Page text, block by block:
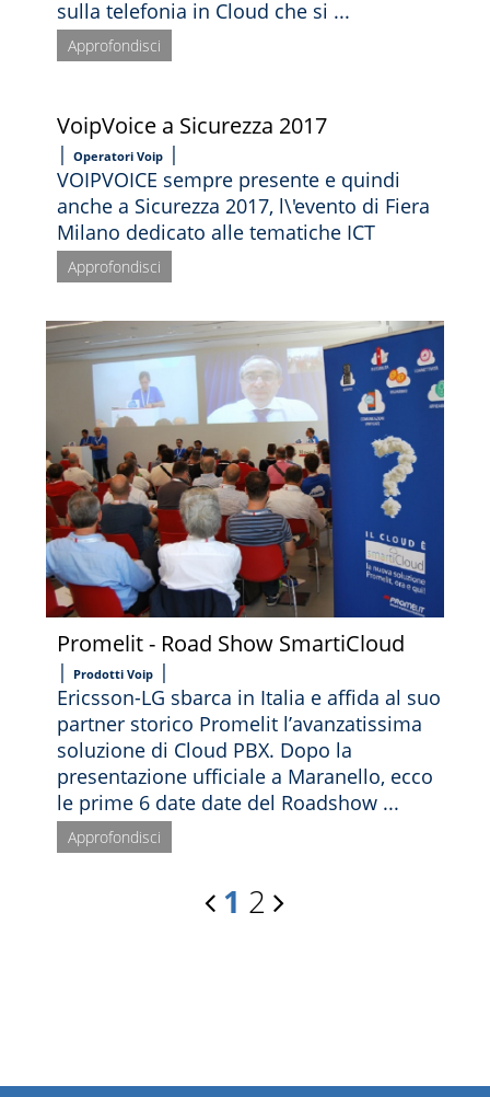
sulla telefonia in Cloud che si ...
Approfondisci
VoipVoice a Sicurezza 2017
|Operatori Voip |
VOIPVOICE sempre presente e quindi
anche a Sicurezza 2017, l\'evento di Fiera
Milano dedicato alle tematiche ICT
Approfondisci
Promelit - Road Show SmartiCloud
| Prodotti Voip |
Ericsson-LG sbarca in Italia e affida al suo
partner storico Promelit l’avanzatissima
soluzione di Cloud PBX. Dopo la
presentazione ufficiale a Maranello, ecco
le prime 6 date date del Roadshow ...
Approfondisci
1 2